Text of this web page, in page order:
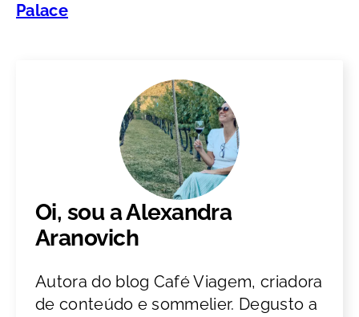
Palace
Oi, sou a Alexandra
Aranovich
Autora do blog Café Viagem, criadora
de conteúdo e sommelier. Degusto a